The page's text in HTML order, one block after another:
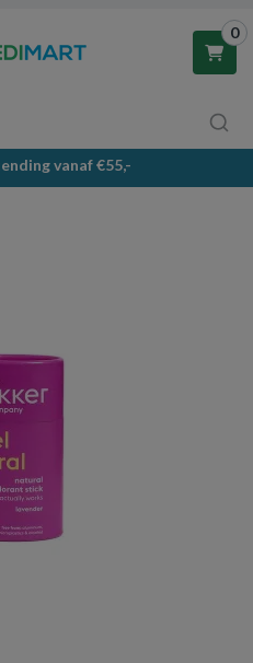
0
& afhaalpunten